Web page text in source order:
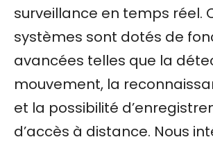
surveillance en temps réel.
systèmes sont dotés de
avancées telles que la
mouvement, la
et la possibilité
d’accès à distance. Nous